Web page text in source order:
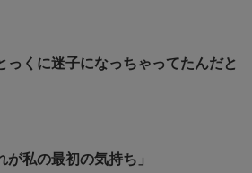
っくに迷子になっちゃってたんだと
私の最初の気持ち」